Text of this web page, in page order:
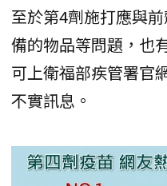
至於第4劑施打應與
備的物品等問題，也
可上衛福部疾管署官
不實訊息。